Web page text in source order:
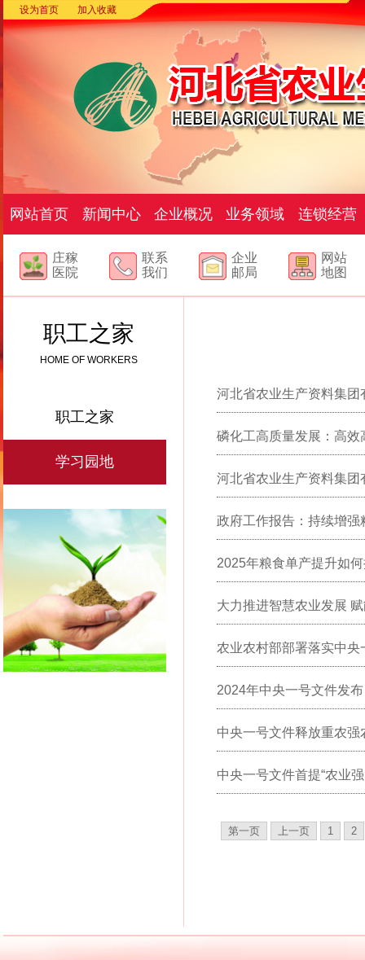
设为首页 加入收藏
网站首页 新闻中心 企业概况 业务领域 连锁经营
庄稼
医院
联系
我们
企业
邮局
网站
地图
职工之家
HOME OF WORKERS
职工之家
学习园地
河北省农业生产资料集
的通知
磷化工高质量发展：高
河北省农业生产资料集
政府工作报告：持续增
2025年粮食单产提升如
大力推进智慧农业发展
负责人解读 《农业农村
农业农村部部署落实中
2024年中央一号文件发布
中央一号文件释放重农
中央一号文件首提“农业
第一页 上一页 1 2